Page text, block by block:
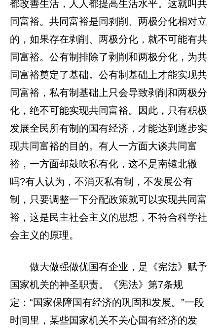
都改善生活，人人都提高生活水平。这就叫共
同富裕。共同富裕是同剥削、两极分化相对立
的，如果存在剥削、两极分化，就不可能有共
同富裕。公有制排除了剥削和两极分化，为共
同富裕奠定了基础。公有制基础上才能实现共
同富裕，私有制基础上只会导致剥削和两极分
化，绝不可能实现共同富裕。因此，只有积极
发展全民所有制的国有经济，才能达到逐步实
现共同富裕的目的。有人一方面大谈共同富
裕，一方面却鼓吹私有化，这不是南辕北辙
吗?有人认为，不消灭私有制，不发展公有
制，只要调整一下分配政策就可以实现共同富
裕，这是民主社会主义的思想，不符合科学社
会主义的原理。
做大做强做优国有企业，是《宪法》赋予
国家机关的神圣职责。《宪法》第7条规
定：“国家保障国有经济的巩固和发展。”一段
时间里，某些国家机关不关心国有经济的发